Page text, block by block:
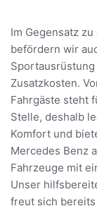
Im Gegensatz
befördern wir
Zusatzkosten.
Fahrgäste steht
Stelle, deshalb
Komfort und
Mercedes Benz
Fahrzeuge mit
Unser
freut sich